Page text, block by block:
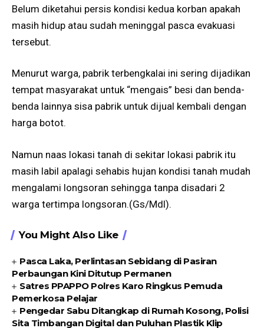
Belum diketahui persis kondisi kedua korban apakah
masih hidup atau sudah meninggal pasca evakuasi
tersebut.
Menurut warga, pabrik terbengkalai ini sering dijadikan
tempat masyarakat untuk “mengais” besi dan benda-
benda lainnya sisa pabrik untuk dijual kembali dengan
harga botot.
Namun naas lokasi tanah di sekitar lokasi pabrik itu
masih labil apalagi sehabis hujan kondisi tanah mudah
mengalami longsoran sehingga tanpa disadari 2
warga tertimpa longsoran.(Gs/Mdl).
You Might Also Like
Pasca Laka, Perlintasan Sebidang di Pasiran
Perbaungan Kini Ditutup Permanen
Satres PPAPPO Polres Karo Ringkus Pemuda
Pemerkosa Pelajar
Pengedar Sabu Ditangkap di Rumah Kosong, Polisi
Sita Timbangan Digital dan Puluhan Plastik Klip